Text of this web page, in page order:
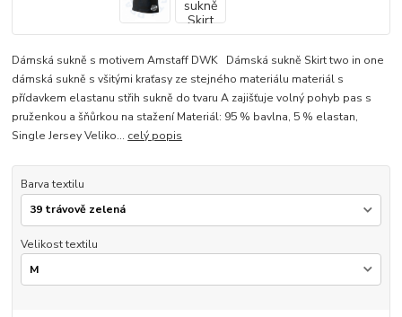
Dámská sukně s motivem Amstaff DWK Dámská sukně Skirt two in one
dámská sukně s všitými kraťasy ze stejného materiálu materiál s
přídavkem elastanu střih sukně do tvaru A zajišťuje volný pohyb pas s
pruženkou a šňůrkou na stažení Materiál: 95 % bavlna, 5 % elastan,
Single Jersey Veliko... celý popis
Barva textilu
Velikost textilu